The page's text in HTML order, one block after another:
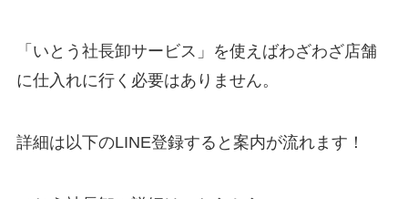
「いとう社長卸サービス」を使えばわざわざ店舗
に仕入れに行く必要はありません。
詳細は以下のLINE登録すると案内が流れます！